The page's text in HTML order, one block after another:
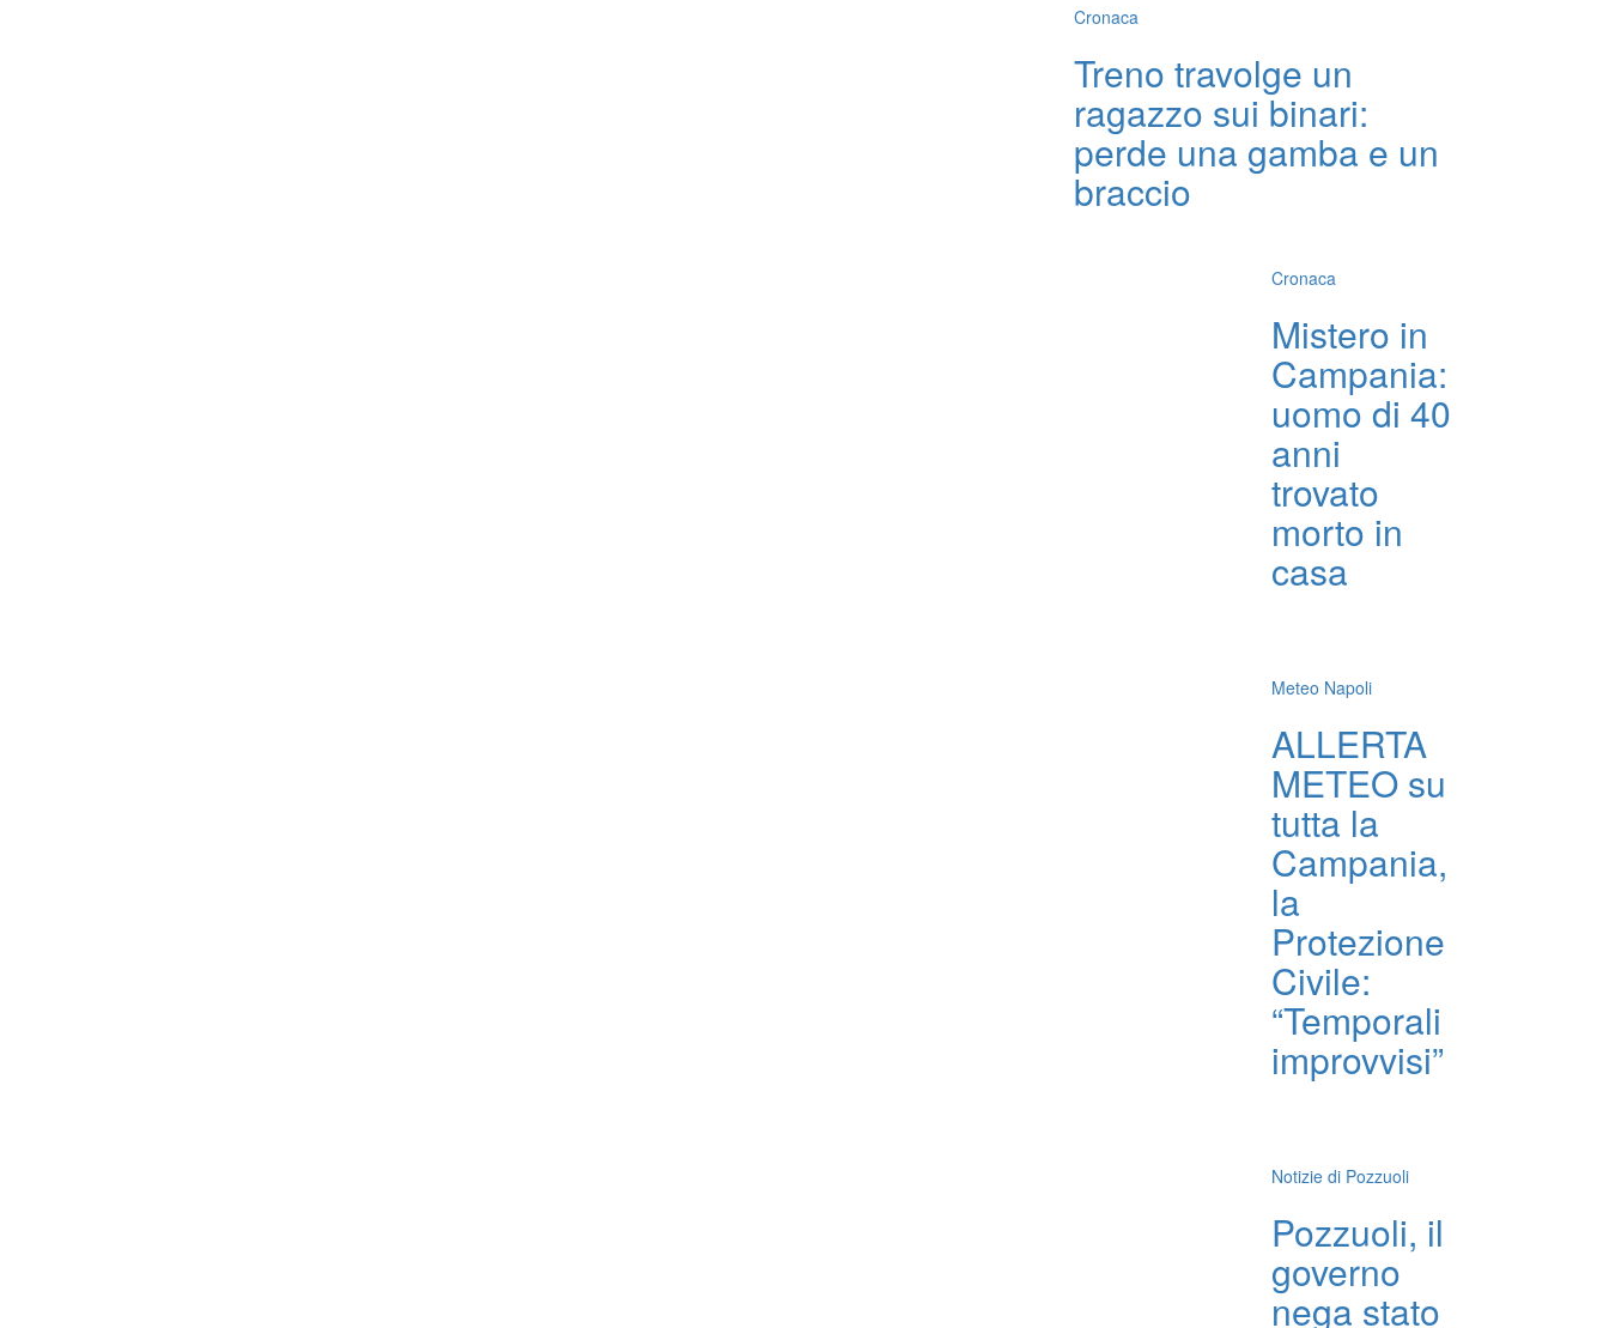
Cronaca
Treno travolge un
ragazzo sui binari:
perde una gamba e un
braccio
Cronaca
Mistero in
Campania:
uomo di 40
anni
trovato
morto in
casa
Meteo Napoli
ALLERTA
METEO su
tutta la
Campania,
la
Protezione
Civile:
“Temporali
improvvisi”
Notizie di Pozzuoli
Pozzuoli, il
governo
nega stato